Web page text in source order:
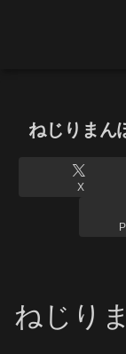
ねじりまん
X
ねじり